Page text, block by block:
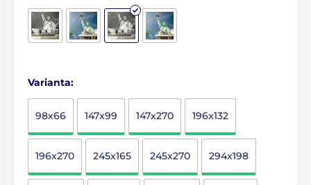
Varianta:
98x66 147x99 147x270 196x132
196x270 245x165 245x270 294x198